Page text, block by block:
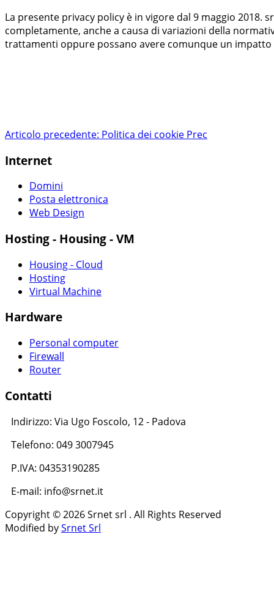
La presente privacy policy è in vigore dal 9 maggio
completamente, anche a causa di variazioni della
trattamenti oppure possano avere comunque un
Articolo precedente: Politica dei cookie Prec
Internet
Domini
Posta elettronica
Web Design
Hosting - Housing - VM
Housing - Cloud
Hosting
Virtual Machine
Hardware
Personal computer
Firewall
Router
Contatti
Indirizzo: Via Ugo Foscolo, 12 - Padova
Telefono: 049 3007945
P.IVA: 04353190285
E-mail: info@srnet.it
Copyright © 2026 Srnet srl . All Rights Reserved
Modified bySrnet Srl